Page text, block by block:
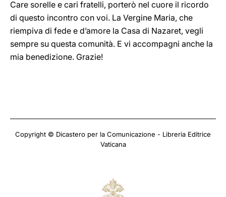
Care sorelle e cari fratelli, porterò nel cuore il ricordo
di questo incontro con voi. La Vergine Maria, che
riempiva di fede e d’amore la Casa di Nazaret, vegli
sempre su questa comunità. E vi accompagni anche la
mia benedizione. Grazie!
Copyright © Dicastero per la Comunicazione - Libreria Editrice
Vaticana